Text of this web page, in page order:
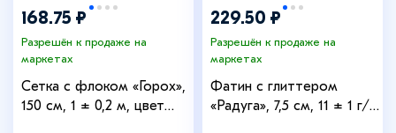
168.75 ₽
Разрешён к продаже на
маркетах
Сетка с флоком «Горох»,
150 см, 1 ± 0,2 м, цвет
229.50 ₽
Разрешён к продаже на
маркетах
Фатин с глиттером
«Радуга», 7,5 см, 11 ± 1 г/